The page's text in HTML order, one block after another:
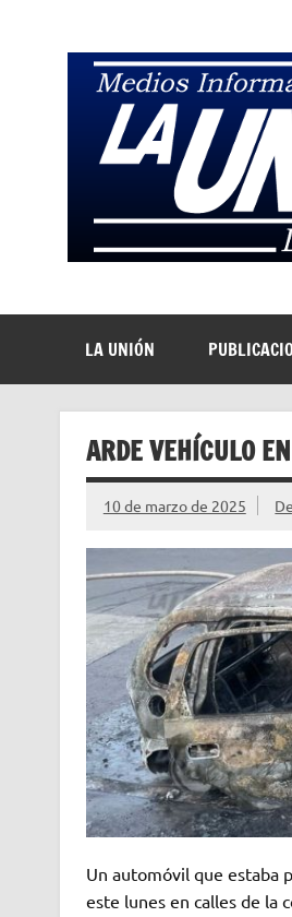
LA UNIÓN
ARDE VEHÍCULO
10 de marzo de 2025
Un automóvil que estaba
este lunes en calles de la